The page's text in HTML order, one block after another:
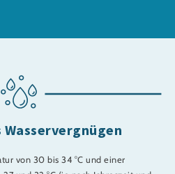
von 30 bis 34 °C und einer